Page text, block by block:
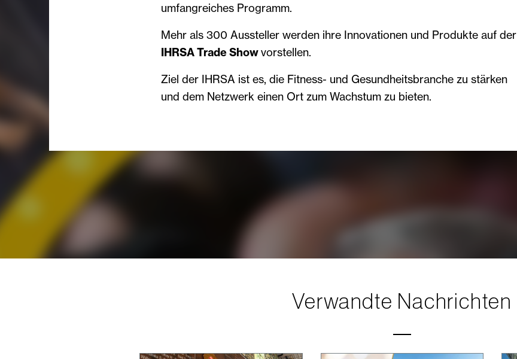
umfangreiches Programm.
Mehr als 300 Aussteller werden ihre Innovationen und Produkte auf der
IHRSA Trade Showvorstellen.
Ziel der IHRSA ist es, die Fitness- und Gesundheitsbranche zu stärken
und dem Netzwerk einen Ort zum Wachstum zu bieten.
Verwandte Nachrichten